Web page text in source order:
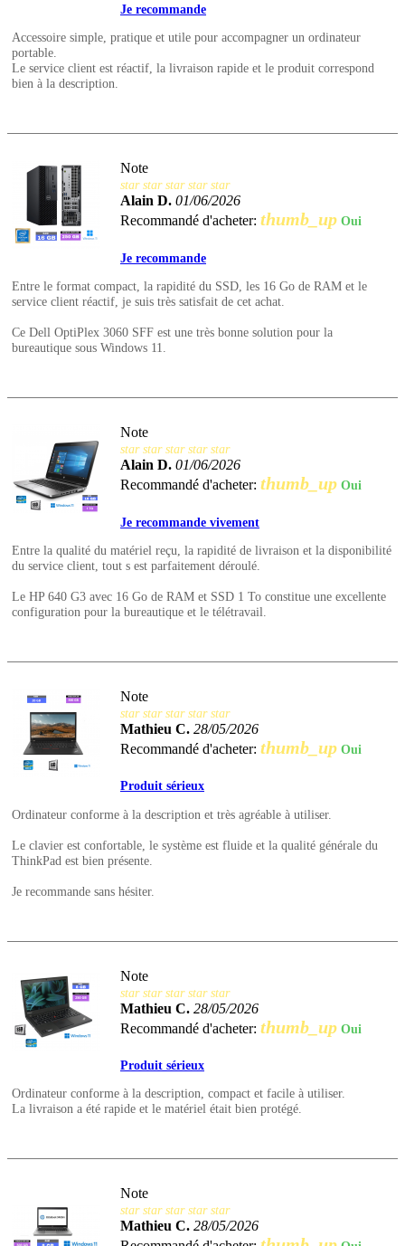
Je recommande
Accessoire simple, pratique et utile pour accompagner un ordinateur
portable.
Le service client est réactif, la livraison rapide et le produit correspond
bien à la description.
Note
star star star star star
Alain D. 01/06/2026
Recommandé d'acheter: thumb_up Oui
Je recommande
Entre le format compact, la rapidité du SSD, les 16 Go de RAM et le
service client réactif, je suis très satisfait de cet achat.
Ce Dell OptiPlex 3060 SFF est une très bonne solution pour la
bureautique sous Windows 11.
Note
star star star star star
Alain D. 01/06/2026
Recommandé d'acheter: thumb_up Oui
Je recommande vivement
Entre la qualité du matériel reçu, la rapidité de livraison et la disponibilité
du service client, tout s est parfaitement déroulé.
Le HP 640 G3 avec 16 Go de RAM et SSD 1 To constitue une excellente
configuration pour la bureautique et le télétravail.
Note
star star star star star
Mathieu C. 28/05/2026
Recommandé d'acheter: thumb_up Oui
Produit sérieux
Ordinateur conforme à la description et très agréable à utiliser.
Le clavier est confortable, le système est fluide et la qualité générale du
ThinkPad est bien présente.
Je recommande sans hésiter.
Note
star star star star star
Mathieu C. 28/05/2026
Recommandé d'acheter: thumb_up Oui
Produit sérieux
Ordinateur conforme à la description, compact et facile à utiliser.
La livraison a été rapide et le matériel était bien protégé.
Note
star star star star star
Mathieu C. 28/05/2026